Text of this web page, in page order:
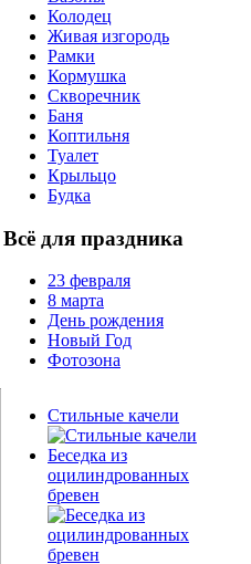
Колодец
Живая изгородь
Рамки
Кормушка
Скворечник
Баня
Коптильня
Туалет
Крыльцо
Будка
Всё для праздника
23 февраля
8 марта
День рождения
Новый Год
Фотозона
Стильные качели
Беседка из
оцилиндрованных
бревен